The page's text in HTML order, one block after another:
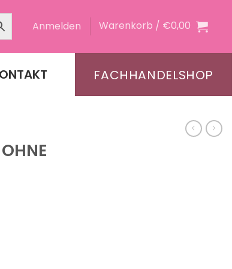
Anmelden Warenkorb / €0,00
FACHHANDELSHOP